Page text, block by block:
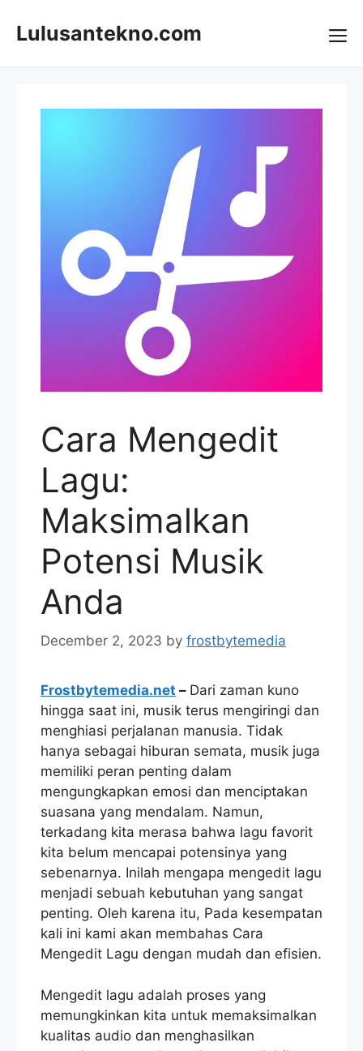
Lulusantekno.com
Cara Mengedit
Lagu:
Maksimalkan
Potensi Musik
Anda
December 2, 2023 by frostbytemedia
Frostbytemedia.net – Dari zaman kuno
hingga saat ini, musik terus mengiringi dan
menghiasi perjalanan manusia. Tidak
hanya sebagai hiburan semata, musik juga
memiliki peran penting dalam
mengungkapkan emosi dan menciptakan
suasana yang mendalam. Namun,
terkadang kita merasa bahwa lagu favorit
kita belum mencapai potensinya yang
sebenarnya. Inilah mengapa mengedit lagu
menjadi sebuah kebutuhan yang sangat
penting. Oleh karena itu, Pada kesempatan
kali ini kami akan membahas Cara
Mengedit Lagu dengan mudah dan efisien.
Mengedit lagu adalah proses yang
memungkinkan kita untuk memaksimalkan
kualitas audio dan menghasilkan